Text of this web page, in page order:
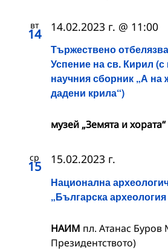
вт
14
Тържествено
Успение на св. Кирил
научния сборник „А на
дадени крила“)
14.02.2023 г. @ 11:00
музей „Земята и хората“
ср
15
Национална
„Българска археология
15.02.2023 г.
НАИМ пл. Атанас
Президентството)